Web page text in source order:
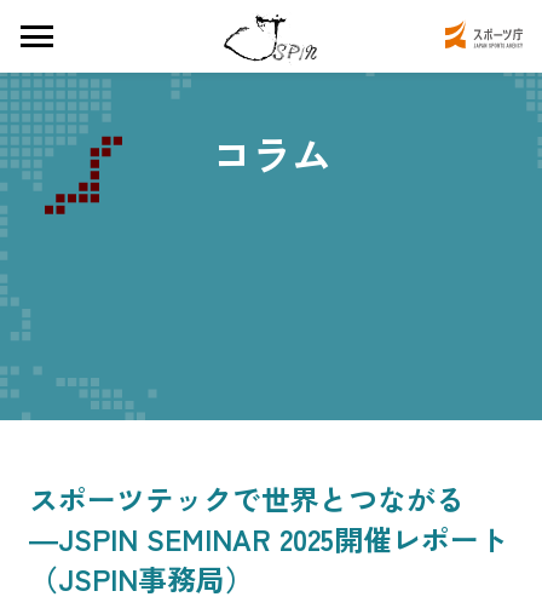
コラム
スポーツテックで世界とつながる
―JSPIN SEMINAR 2025開催レポート
（JSPIN事務局）